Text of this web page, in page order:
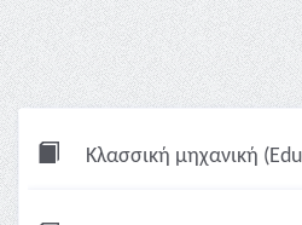
Κλασσική μηχανική